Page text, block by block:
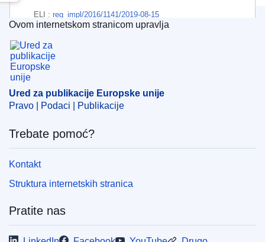
ELI : reg_impl/2016/1141/2019-08-15
EDITION : c49a1f96-e467-11e9-9c4e-01aa75ed71a1
EDITION : c80c7921-18ae-11ed-8fa0-01aa75ed71a1
EDITION : f167636d-493a-11ef-acbc-01aa75ed71a1
Ured za publikacije Europske unije
Ovom internetskom stranicom upravlja
Ured za publikacije Europske unije
Pravo | Podaci | Publikacije
Trebate pomoć?
Kontakt
Struktura internetskih stranica
Pratite nas